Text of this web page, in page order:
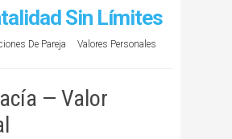
Sin Límites
De Pareja Valores Personales
— Valor